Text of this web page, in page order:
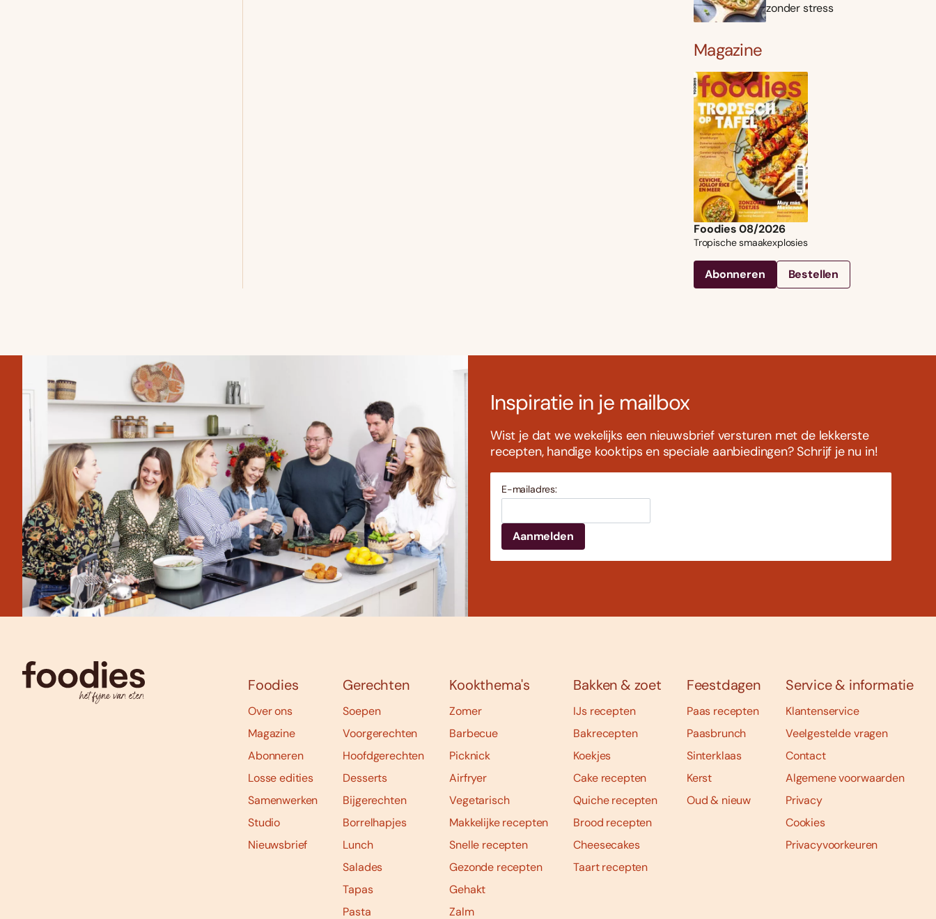
zonder stress
Magazine
Foodies 08/2026
Tropische smaakexplosies
Abonneren Bestellen
Inspiratie in je mailbox
Wist je dat we wekelijks een nieuwsbrief versturen met de lekkerste
recepten, handige kooktips en speciale aanbiedingen? Schrijf je nu in!
E-mailadres:
Foodies
Over ons
Magazine
Abonneren
Losse edities
Samenwerken
Studio
Nieuwsbrief
Gerechten
Soepen
Voorgerechten
Hoofdgerechten
Desserts
Bijgerechten
Borrelhapjes
Lunch
Salades
Tapas
Pasta
Kookthema's
Zomer
Barbecue
Picknick
Airfryer
Vegetarisch
Makkelijke recepten
Snelle recepten
Gezonde recepten
Gehakt
Zalm
Bakken & zoet
IJs recepten
Bakrecepten
Koekjes
Cake recepten
Quiche recepten
Brood recepten
Cheesecakes
Taart recepten
Feestdagen
Paas recepten
Paasbrunch
Sinterklaas
Kerst
Oud & nieuw
Service & informatie
Klantenservice
Veelgestelde vragen
Contact
Algemene voorwaarden
Privacy
Cookies
Privacyvoorkeuren